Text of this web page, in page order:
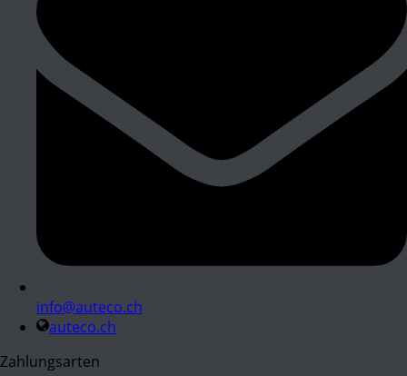
info@auteco.ch
auteco.ch
Zahlungsarten